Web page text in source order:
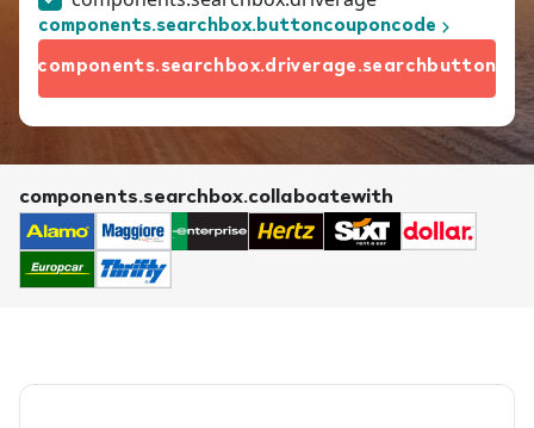
components.searchbox.buttoncouponcode
components.searchbox.driverage.searchbutton
components.searchbox.collaboatewith